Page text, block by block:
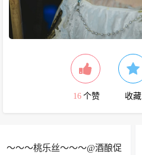
16 个赞 收藏
～～～桃乐丝～～～@酒酿促